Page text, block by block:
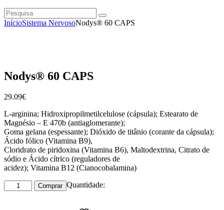
Pesquisa
instagramm
facebook
InícioSistema NervosoNodys® 60 CAPS
Nodys® 60 CAPS
29.09€
L-arginina; Hidroxipropilmetilcelulose (cápsula); Estearato de
Magnésio – E 470b (antiaglomerante);
Goma gelana (espessante); Dióxido de titânio (corante da cápsula);
Ácido fólico (Vitamina B9),
Cloridrato de piridoxina (Vitamina B6), Maltodextrina, Citrato de
sódio e Ácido cítrico (reguladores de
acidez); Vitamina B12 (Cianocobalamina)
Quantidade:
Quantidade
de
Comprar